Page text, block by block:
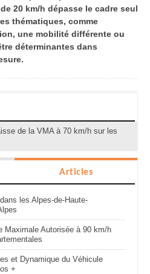
20 km/h dépasse le cadre seul
thématiques, comme
une mobilité différente ou
déterminantes dans
de la VMA à 70 km/h sur les
Articles
les Alpes-de-Haute-
Maximale Autorisée à 90 km/h
et Dynamique du Véhicule
+